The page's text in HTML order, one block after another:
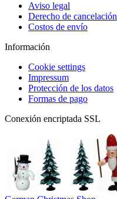
Aviso legal
Derecho de cancelación
Costos de envío
Información
Cookie settings
Impressum
Protección de los datos
Formas de pago
Conexión encriptada SSL